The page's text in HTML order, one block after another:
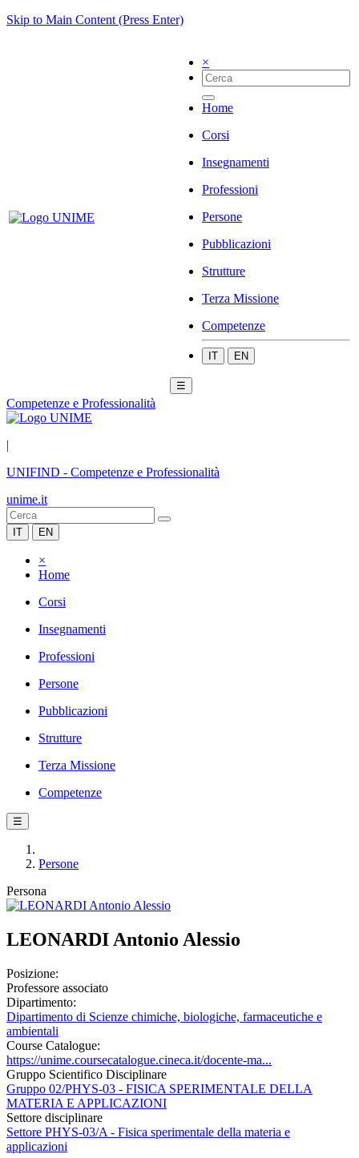
Skip to Main Content (Press Enter)
×
Home
Corsi
Insegnamenti
Professioni
Persone
Pubblicazioni
Strutture
Terza Missione
Competenze
IT EN
☰
Competenze e Professionalità
|
UNIFIND - Competenze e Professionalità
unime.it
IT EN
×
Home
Corsi
Insegnamenti
Professioni
Persone
Pubblicazioni
Strutture
Terza Missione
Competenze
☰
Persone
Persona
LEONARDI Antonio Alessio
Posizione:
Professore associato
Dipartimento:
Dipartimento di Scienze chimiche, biologiche, farmaceutiche e
ambientali
Course Catalogue:
https://unime.coursecatalogue.cineca.it/docente-ma...
Gruppo Scientifico Disciplinare
Gruppo 02/PHYS-03 - FISICA SPERIMENTALE DELLA
MATERIA E APPLICAZIONI
Settore disciplinare
Settore PHYS-03/A - Fisica sperimentale della materia e
applicazioni